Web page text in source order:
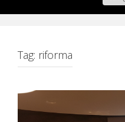
Tag: riforma